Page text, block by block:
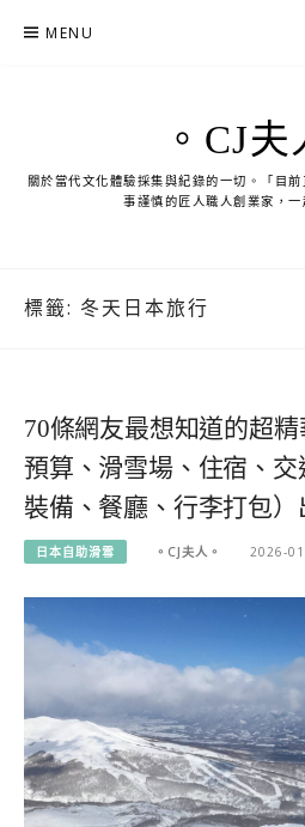
MENU
。CJ夫
關於當代文化體驗採集與紀錄的一切。「目
事謹慎的匠人職人創業家，一
標籤: 冬天日本旅行
70條網友最想知道的超精
預算、滑雪場、住宿、交
裝備、餐廳、行李打包）
日本自助滑雪 。CJ夫人。 2026-